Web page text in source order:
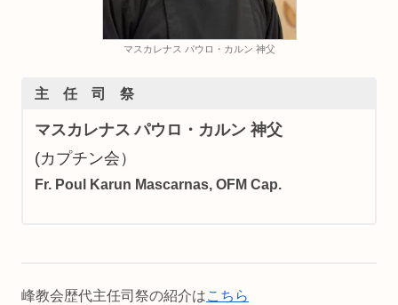
マスカレナス パウロ・カルン 神父
主 任 司 祭
マスカレナス パウロ・カルン 神父
(カプチン会）
Fr. Poul Karun Mascarnas, OFM Cap.
峰教会歴代主任司祭の紹介はこちら